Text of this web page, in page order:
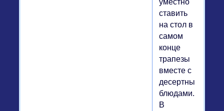
ставить
на стол в
самом
конце
трапезы
вместе с
десертными
блюдами.
В